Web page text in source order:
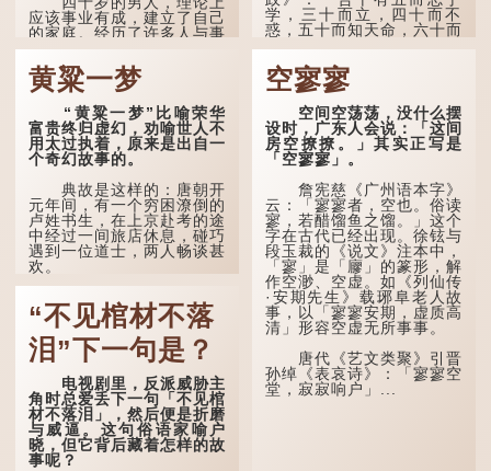
应该事业有成，建立了自己
的家庭。经历了许多人与事
之后，对事物有了自己的判
断能力，不会轻易为表象所
迷惑。
孔子在《论语·子罕》
也说：「知者不惑，仁者不
忧，勇者不惧。」「知」与
智慧的「智」相通，四十岁
的男人应已累积足够智慧，
不再对自己的人生感到困
惑、忧虑与恐惧。
到了五十岁，...
学，三十而立，四十而不
惑，五十而知天命，六十而
逾矩。」
在古代，男子一般于二
十岁进行冠礼，冠礼完成后
便是成人，但由于未达壮
年，所以又称「弱冠」。
《礼记·曲礼》明确记载：
「人生十年曰幼，学；二十
曰弱，冠；三十曰壮，有
室。」这说明三十岁...
黄粱一梦
“黄粱一梦”比喻荣华
富贵终归虚幻，劝喻世人不
用太过执着，原来是出自一
个奇幻故事的。
典故是这样的：唐朝开
元年间，有一个穷困潦倒的
卢姓书生，在上京赴考的途
中经过一间旅店休息，碰巧
遇到一位道士，两人畅谈甚
欢。
言谈间，卢姓书生感慨
自己虽贵为读书人，但一直
未能考取功名，仍然贫困，
感到十分落泊。于是，道士
拿出一个青瓷枕头，让卢姓
书生睡一睡，便能满足他希
望得到荣华富贵的愿望。
这时，...
“不见棺材不落
泪”下一句是？
电视剧里，反派威胁主
角时总爱丢下一句「不见棺
材不落泪」，然后便是折磨
与威逼。这句俗语家喻户
晓，但它背后藏着怎样的故
事呢？
空寥寥
空间空荡荡，没什么摆
设时，广东人会说：「这间
房空撩撩。」其实正写是
「空寥寥」。
詹宪慈《广州语本字》
云：「寥寥者，空也。俗读
寥，若醋馏鱼之馏。」这个
字在古代已经出现。徐铉与
段玉裁的《说文》注本中，
「寥」是「廫」的篆形，解
作空渺、空虚。如《列仙传
·安期先生》载琊阜老人故
事，以「寥寥安期，虚质高
清」形容空虚无所事事。
唐代《艺文类聚》引晋
孙绰《表哀诗》：「寥寥空
堂，寂寂响户」...